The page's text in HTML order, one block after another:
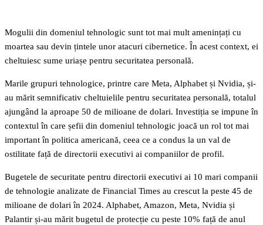
Mogulii din domeniul tehnologic sunt tot mai mult amenințați cu
moartea sau devin țintele unor atacuri cibernetice. În acest context, ei
cheltuiesc sume uriașe pentru securitatea personală.
Marile grupuri tehnologice, printre care Meta, Alphabet și Nvidia, și-
au mărit semnificativ cheltuielile pentru securitatea personală, totalul
ajungând la aproape 50 de milioane de dolari. Investiția se impune în
contextul în care șefii din domeniul tehnologic joacă un rol tot mai
important în politica americană, ceea ce a condus la un val de
ostilitate față de directorii executivi ai companiilor de profil.
Bugetele de securitate pentru directorii executivi ai 10 mari companii
de tehnologie analizate de Financial Times au crescut la peste 45 de
milioane de dolari în 2024. Alphabet, Amazon, Meta, Nvidia și
Palantir și-au mărit bugetul de protecție cu peste 10% față de anul